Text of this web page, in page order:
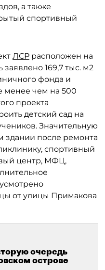
а также
спортивный
ЛСР расположен на
заявлено 169,7 тыс. м2
фонда и
менее чем на 500
проекта
детский сад на
Значительную
после ремонта
спортивный
центр, МФЦ,
от улицы Примакова
очередь
острове